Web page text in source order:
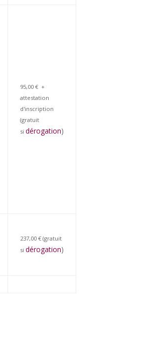
95,00 € +
attestation
d'inscription
(gratuit
si dérogation)
237,00 € (gratuit
si dérogation)